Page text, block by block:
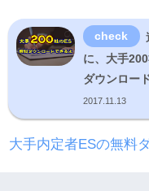
に、大手
ダウンロー
2017.11.13
大手内定者ESの無料